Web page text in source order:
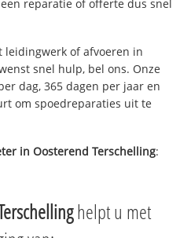
reparatie of offerte dus snel
leidingwerk of afvoeren in
snel hulp, bel ons. Onze
dag, 365 dagen per jaar en
om spoedreparaties uit te
inOosterend Terschelling:
helpt u met